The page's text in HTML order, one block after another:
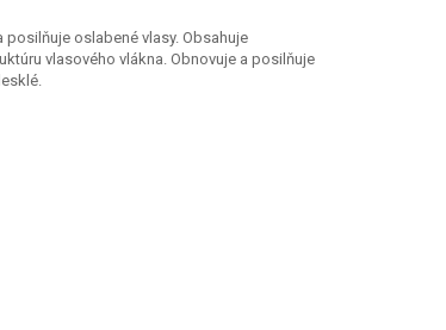
oslabené vlasy. Obsahuje
vlasového vlákna. Obnovuje a posilňuje